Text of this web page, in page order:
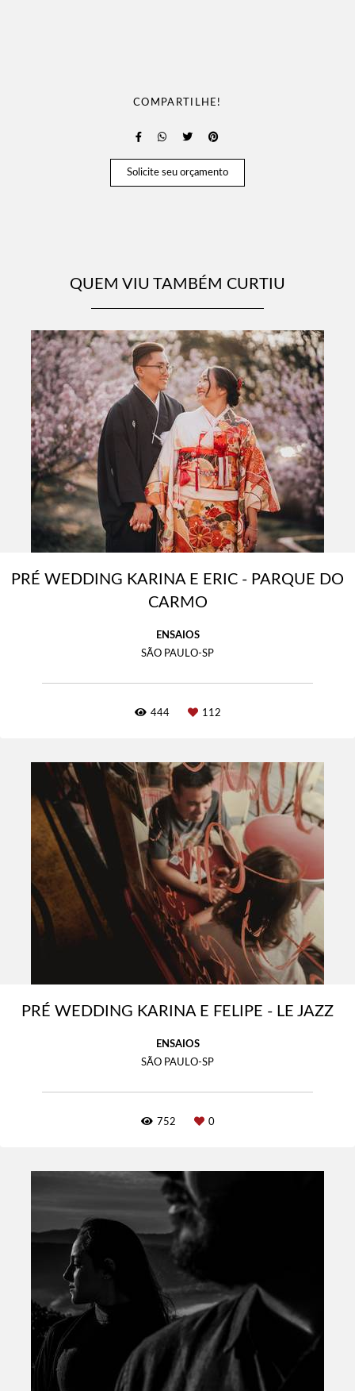
COMPARTILHE!
Solicite seu orçamento
QUEM VIU TAMBÉM CURTIU
PRÉ WEDDING KARINA E ERIC - PARQUE DO
CARMO
ENSAIOS
SÃO PAULO-SP
444 112
PRÉ WEDDING KARINA E FELIPE - LE JAZZ
ENSAIOS
SÃO PAULO-SP
752 0